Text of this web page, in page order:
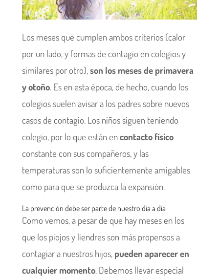
Los meses que cumplen ambos criterios (calor
por un lado, y formas de contagio en colegios y
similares por otro),son los meses de primavera
y otoño. Es en esta época, de hecho, cuando los
colegios suelen avisar a los padres sobre nuevos
casos de contagio. Los niños siguen teniendo
colegio, por lo que están encontacto físico
constante con sus compañeros, y las
temperaturas son lo suficientemente amigables
como para que se produzca la expansión.
La prevención debe ser parte de nuestro día a día
Como vemos, a pesar de que hay meses en los
que los piojos y liendres son más propensos a
contagiar a nuestros hijos, pueden aparecer en
cualquier momento. Debemos llevar especial